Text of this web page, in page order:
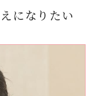
になりたい